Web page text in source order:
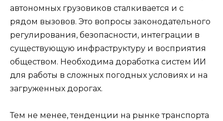
автономных грузовиков сталкивается и с
рядом вызовов. Это вопросы законодательного
регулирования, безопасности, интеграции в
существующую инфраструктуру и восприятия
обществом. Необходима доработка систем ИИ
для работы в сложных погодных условиях и на
загруженных дорогах.
Тем не менее, тенденции на рынке транспорта